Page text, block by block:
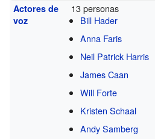
Actores de
voz
13 personas
Bill Hader
Anna Faris
Neil Patrick Harris
James Caan
Will Forte
Kristen Schaal
Andy Samberg